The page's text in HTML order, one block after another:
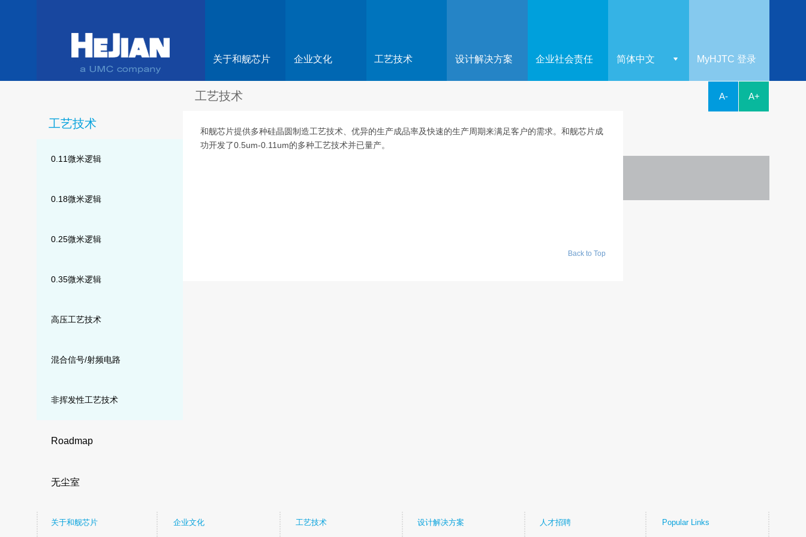
关于和舰芯片 企业文化 工艺技术 设计解决方案 企业社会责任 简体中文 MyHJTC 登录
工艺技术
0.11微米逻辑
0.18微米逻辑
0.25微米逻辑
0.35微米逻辑
高压工艺技术
混合信号/射频电路
非挥发性工艺技术
Roadmap
无尘室
工艺技术
和舰芯片提供多种硅晶圆制造工艺技术、优异的生产成品率及快速的生产周期来满足客户的需求。和舰芯片成
功开发了0.5um-0.11um的多种工艺技术并已量产。
Back to Top
A+
A-
关于和舰芯片 企业文化 工艺技术 设计解决方案 人才招聘 Popular Links